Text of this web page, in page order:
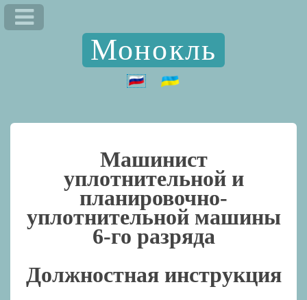
Монокль
Машинист
уплотнительной и
планировочно-
уплотнительной машины
6-го разряда
Должностная инструкция